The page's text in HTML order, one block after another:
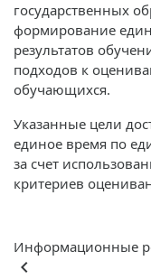
государственных
формирование
результатов
подходов к
обучающихся.
Указанные цели
единое время по
за счет
критериев
Информационные
keyboard_arrow_left